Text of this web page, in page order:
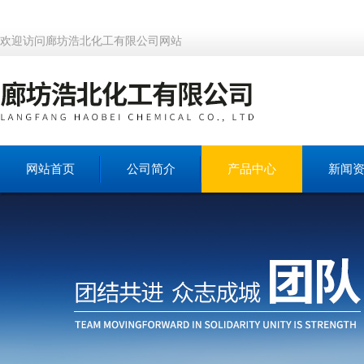
欢迎访问廊坊浩北化工有限公司网站
网站首页 公司简介 产品中心 新闻